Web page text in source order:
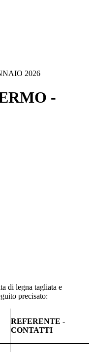
2026
-
di legna tagliata e
precisato:
REFERENTE -
CONTATTI